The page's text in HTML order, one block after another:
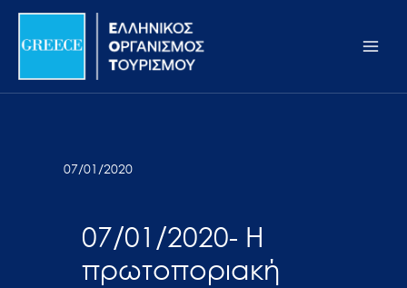
Σημείωση:
ιστότοπος
προσβασιμότητας.
Μετάβαση
περιεχόμενο
07/01/2020
07/01/2020- Η
πρωτοποριακή